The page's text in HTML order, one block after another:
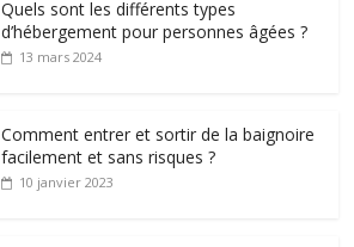
Quels sont les différents types
d’hébergement pour personnes âgées ?
13 mars 2024
Comment entrer et sortir de la baignoire
facilement et sans risques ?
10 janvier 2023